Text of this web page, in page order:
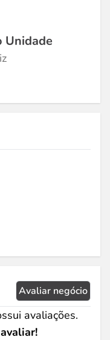
Unidade
Avaliar negócio
avaliações.